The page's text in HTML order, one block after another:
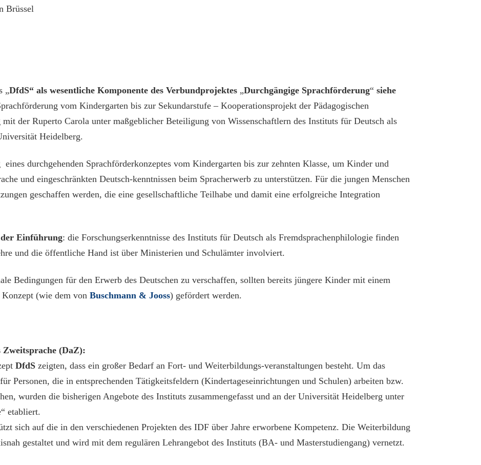
Brüssel
„DfdS“ als wesentliche Komponente des Verbundprojektes „Durchgängige Sprachförderung“siehe
vom Kindergarten bis zur Sekundarstufe – Kooperationsprojekt der Pädagogischen
der Ruperto Carola unter maßgeblicher Beteiligung von Wissenschaftlern des Instituts für Deutsch als
Heidelberg.
durchgehenden Sprachförderkonzeptes vom Kindergarten bis zur zehnten Klasse, um Kinder und
und eingeschränkten Deutsch-kenntnissen beim Spracherwerb zu unterstützen. Für die jungen Menschen
geschaffen werden, die eine gesellschaftliche Teilhabe und damit eine erfolgreiche Integration
Einführung: die Forschungserkenntnisse des Instituts für Deutsch als Fremdsprachenphilologie finden
und die öffentliche Hand ist über Ministerien und Schulämter involviert.
Bedingungen für den Erwerb des Deutschen zu verschaffen, sollten bereits jüngere Kinder mit einem
Konzept (wie dem vonBuschmann & Jooss) gefördert werden.
Zweitsprache (DaZ):
DfdS zeigten, dass ein großer Bedarf an Fort- und Weiterbildungs-veranstaltungen besteht. Um das
Personen, die in entsprechenden Tätigkeitsfeldern (Kindertageseinrichtungen und Schulen) arbeiten bzw.
wurden die bisherigen Angebote des Instituts zusammengefasst und an der Universität Heidelberg unter
etabliert.
sich auf die in den verschiedenen Projekten des IDF über Jahre erworbene Kompetenz. Die Weiterbildung
gestaltet und wird mit dem regulären Lehrangebot des Instituts (BA- und Masterstudiengang) vernetzt.